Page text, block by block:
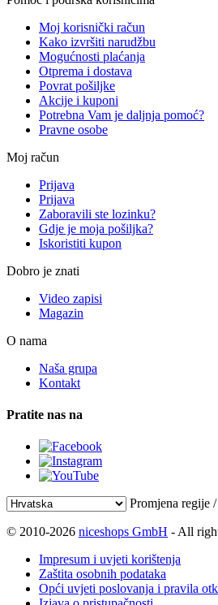
Moj korisnički račun
Kako izvršiti narudžbu
Mogućnosti plaćanja
Otprema i dostava
Povrat pošiljke
Akcije i kuponi
Potrebna Vam je daljnja pomoć?
Pravne osobe
Moj račun
Prijava
Prijava
Zaboravili ste lozinku?
Gdje je moja pošiljka?
Iskoristiti kupon
Dobro je znati
Video zapisi
Magazin
O nama
Naša grupa
Kontakt
Pratite nas na
Promjena regije
© 2010-2026 niceshops GmbH - All
Impresum i uvjeti korištenja
Zaštita osobnih podataka
Opći uvjeti poslovanja i pravila